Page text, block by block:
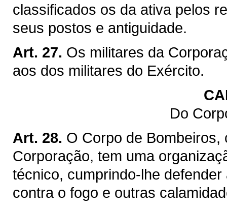
classificados os da ativa pelos
seus postos e antiguidade.
Art. 27. Os militares da
aos dos militares do Exército.
Do
Art. 28. O Corpo de Bombeiros,
Corporação, tem uma
técnico, cumprindo-lhe
contra o fogo e outras